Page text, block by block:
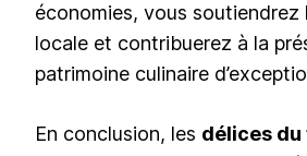
économies, vous soutiendrez
locale et contribuerez à la
patrimoine culinaire
En conclusion, les délices